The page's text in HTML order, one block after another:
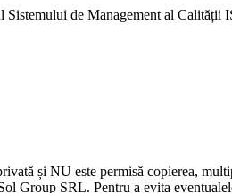
de Management al
și NU este permisă copierea,
Group SRL. Pentru a evita